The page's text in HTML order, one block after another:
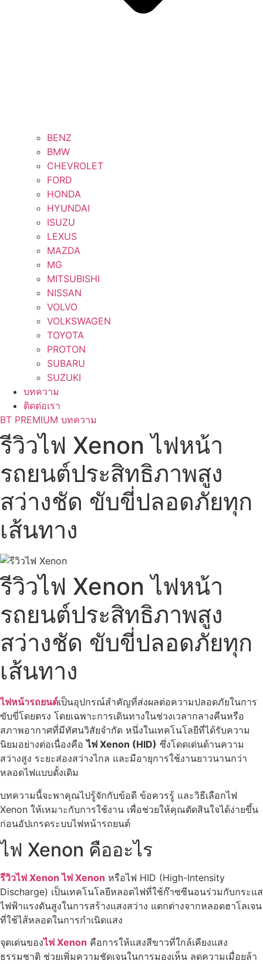
BENZ
BMW
CHEVROLET
FORD
HONDA
HYUNDAI
ISUZU
LEXUS
MAZDA
MG
MITSUBISHI
NISSAN
VOLVO
VOLKSWAGEN
TOYOTA
PROTON
SUBARU
SUZUKI
บทความ
ติดต่อเรา
BT PREMIUM บทความ
รีวิวไฟ Xenon ไฟหน้า
รถยนต์ประสิทธิภาพสูง
สว่างชัด ขับขี่ปลอดภัยทุก
เส้นทาง
รีวิวไฟ Xenon ไฟหน้า
รถยนต์ประสิทธิภาพสูง
สว่างชัด ขับขี่ปลอดภัยทุก
เส้นทาง
ไฟหน้ารถยนต์เป็นอุปกรณ์สำคัญที่ส่งผลต่อความปลอดภัยในการ
ขับขี่โดยตรง โดยเฉพาะการเดินทางในช่วงเวลากลางคืนหรือ
สภาพอากาศที่มีทัศนวิสัยจำกัด หนึ่งในเทคโนโลยีที่ได้รับความ
นิยมอย่างต่อเนื่องคือไฟ Xenon (HID) ซึ่งโดดเด่นด้านความ
สว่างสูง ระยะส่องสว่างไกล และมีอายุการใช้งานยาวนานกว่า
หลอดไฟแบบดั้งเดิม
บทความนี้จะพาคุณไปรู้จักกับข้อดี ข้อควรรู้ และวิธีเลือกไฟ
Xenon ให้เหมาะกับการใช้งาน เพื่อช่วยให้คุณตัดสินใจได้ง่ายขึ้น
ก่อนอัปเกรดระบบไฟหน้ารถยนต์
ไฟ Xenon คืออะไร
รีวิวไฟ Xenon ไฟ Xenon หรือไฟ HID (High-Intensity
Discharge) เป็นเทคโนโลยีหลอดไฟที่ใช้ก๊าซซีนอนร่วมกับกระแส
ไฟฟ้าแรงดันสูงในการสร้างแสงสว่าง แตกต่างจากหลอดฮาโลเจน
ที่ใช้ไส้หลอดในการกำเนิดแสง
จุดเด่นของไฟ Xenon คือการให้แสงสีขาวที่ใกล้เคียงแสง
ธรรมชาติ ช่วยเพิ่มความชัดเจนในการมองเห็น ลดความเมื่อยล้า